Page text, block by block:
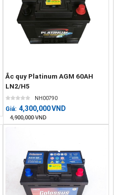
Ắc quy Platinum AGM 60AH
LN2/H5
NH00790
Giá: 4,300,000VND
4,900,000 VND